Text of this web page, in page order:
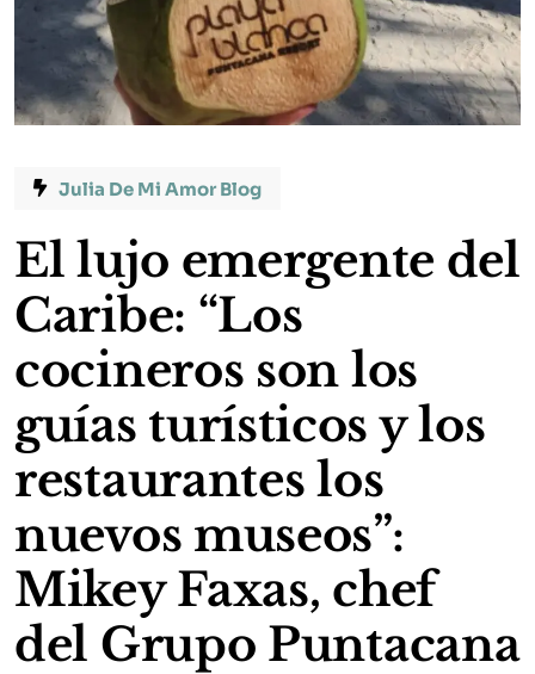
Julia De Mi Amor Blog
El lujo emergente del
Caribe: “Los
cocineros son los
guías turísticos y los
restaurantes los
nuevos museos”:
Mikey Faxas, chef
del Grupo Puntacana